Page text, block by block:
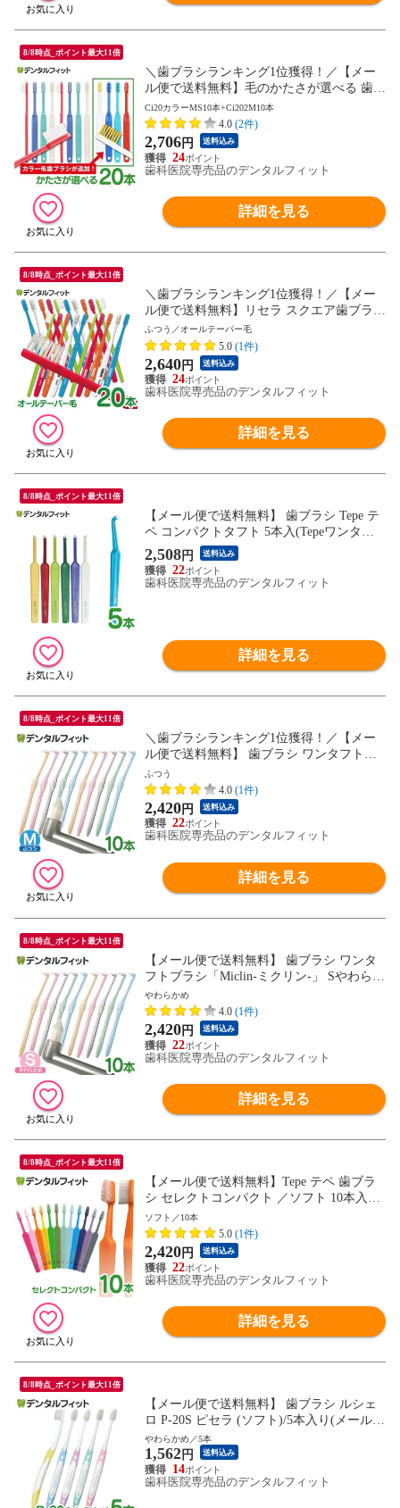
8/8時点_ポイント最大11倍
＼歯ブラシランキング1位獲得！／【メー
ル便で送料無料】毛のかたさが選べる 歯科
専売品歯ブラシ Ci200シリーズ (Ci20カラー
MS10本+Ci202M10本) 20本セット 【Ciメデ
ィカル 歯ブラシ】(メール便2点迄)
Ci20カラーMS10本+Ci202M10本
4.0 (2件)
2,706円 送料込み
24
歯科医院専売品のデンタルフィット
詳細を見る
8/8時点_ポイント最大11倍
＼歯ブラシランキング1位獲得！／【メー
ル便で送料無料】リセラ スクエア歯ブラシ
オールテーパー超先細毛(Mふつう) 20本セ
ット set
ふつう／オールテーパー毛
5.0 (1件)
2,640円 送料込み
24
歯科医院専売品のデンタルフィット
詳細を見る
8/8時点_ポイント最大11倍
【メール便で送料無料】 歯ブラシ Tepe テ
ペ コンパクトタフト 5本入(Tepeワンタフ
ト)(メール便6点まで) cp10
2,508円 送料込み
22
歯科医院専売品のデンタルフィット
詳細を見る
8/8時点_ポイント最大11倍
＼歯ブラシランキング1位獲得！／【メー
ル便で送料無料】 歯ブラシ ワンタフトブ
ラシ「Miclin-ミクリン-」 Mふつう 10本セ
ット（メール便4点まで） set
ふつう
4.0 (1件)
2,420円 送料込み
22
歯科医院専売品のデンタルフィット
詳細を見る
8/8時点_ポイント最大11倍
【メール便で送料無料】 歯ブラシ ワンタ
フトブラシ「Miclin-ミクリン-」 Sやわらか
め 10本セット（メール便4点まで） set
やわらかめ
4.0 (1件)
2,420円 送料込み
22
歯科医院専売品のデンタルフィット
詳細を見る
8/8時点_ポイント最大11倍
【メール便で送料無料】Tepe テペ 歯ブラ
シ セレクトコンパクト ／ソフト 10本入り
（メール便4点まで）
ソフト／10本
5.0 (1件)
2,420円 送料込み
22
歯科医院専売品のデンタルフィット
詳細を見る
8/8時点_ポイント最大11倍
【メール便で送料無料】 歯ブラシ ルシェ
ロ P-20S ピセラ (ソフト)/5本入り(メール便
4点迄)
やわらかめ／5本
1,562円 送料込み
14
歯科医院専売品のデンタルフィット